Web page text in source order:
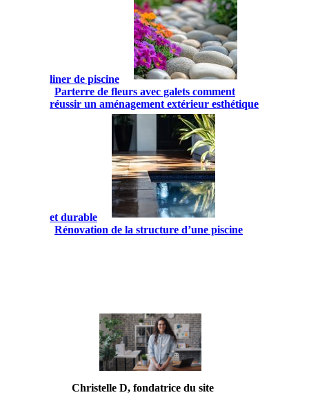
liner de piscine
Parterre de fleurs avec galets comment
réussir un aménagement extérieur esthétique
et durable
Rénovation de la structure d’une piscine
Christelle D, fondatrice du site